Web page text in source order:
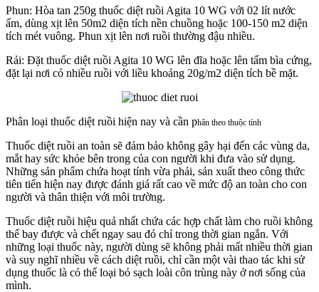
Phun: Hòa tan 250g thuốc diệt ruồi Agita 10 WG với 02 lít nước
ấm, dùng xịt lên 50m2 diện tích nền chuồng hoặc 100-150 m2 diện
tích mét vuông. Phun xịt lên nơi ruồi thường đậu nhiều.
Rải: Đặt thuốc diệt ruồi Agita 10 WG lên đĩa hoặc lên tấm bìa cứng,
đặt lại nơi có nhiều ruồi với liều khoảng 20g/m2 diện tích bề mặt.
Phân loại thuốc diệt ruồi hiện nay và cần phân theo thuộc tính
Thuốc diệt ruồi an toàn sẽ đảm bảo không gây hại đến các vùng da,
mắt hay sức khỏe bên trong của con người khi đưa vào sử dụng.
Những sản phẩm chứa hoạt tính vừa phải, sản xuất theo công thức
tiên tiến hiện nay được đánh giá rất cao về mức độ an toàn cho con
người và thân thiện với môi trường.
Thuốc diệt ruồi hiệu quả nhất chứa các hợp chất làm cho ruồi không
thể bay được và chết ngay sau đó chỉ trong thời gian ngắn. Với
những loại thuốc này, người dùng sẽ không phải mất nhiều thời gian
và suy nghĩ nhiều về cách diệt ruồi, chỉ cần một vài thao tác khi sử
dụng thuốc là có thể loại bỏ sạch loài côn trùng này ở nơi sống của
mình.